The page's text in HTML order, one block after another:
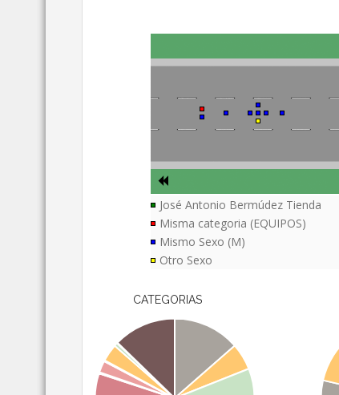
José Antonio Bermúdez Tienda
Misma categoria (EQUIPOS)
Mismo Sexo (M)
Otro Sexo
CATEGORIAS